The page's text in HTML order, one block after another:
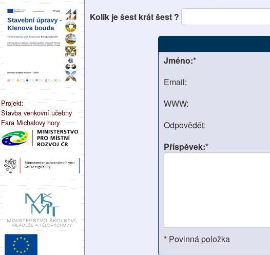
Projekt:
Stavba venkovní učebny
Fara Michalovy hory
Kolik je šest krát šest ?
Jméno:*
Email:
WWW:
Odpovědět:
Příspěvek:*
* Povinná položka